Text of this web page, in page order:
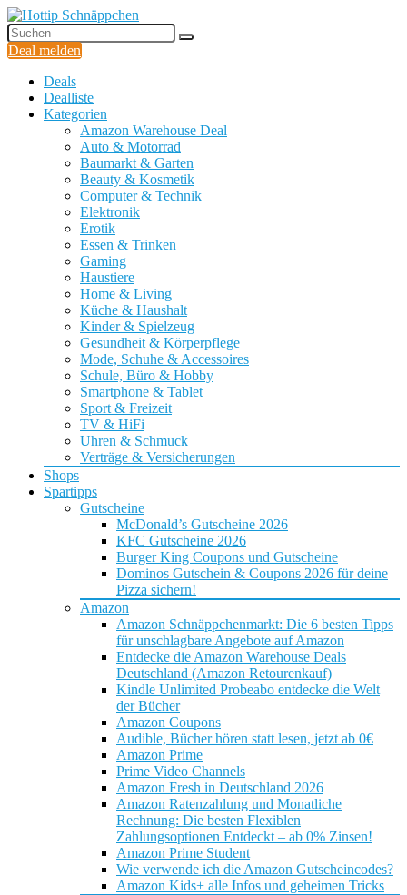
Deal melden
Deals
Dealliste
Kategorien
Amazon Warehouse Deal
Auto & Motorrad
Baumarkt & Garten
Beauty & Kosmetik
Computer & Technik
Elektronik
Erotik
Essen & Trinken
Gaming
Haustiere
Home & Living
Küche & Haushalt
Kinder & Spielzeug
Gesundheit & Körperpflege
Mode, Schuhe & Accessoires
Schule, Büro & Hobby
Smartphone & Tablet
Sport & Freizeit
TV & HiFi
Uhren & Schmuck
Verträge & Versicherungen
Shops
Spartipps
Gutscheine
McDonald’s Gutscheine 2026
KFC Gutscheine 2026
Burger King Coupons und Gutscheine
Dominos Gutschein & Coupons 2026 für deine
Pizza sichern!
Amazon
Amazon Schnäppchenmarkt: Die 6 besten Tipps
für unschlagbare Angebote auf Amazon
Entdecke die Amazon Warehouse Deals
Deutschland (Amazon Retourenkauf)
Kindle Unlimited Probeabo entdecke die Welt
der Bücher
Amazon Coupons
Audible, Bücher hören statt lesen, jetzt ab 0€
Amazon Prime
Prime Video Channels
Amazon Fresh in Deutschland 2026
Amazon Ratenzahlung und Monatliche
Rechnung: Die besten Flexiblen
Zahlungsoptionen Entdeckt – ab 0% Zinsen!
Amazon Prime Student
Wie verwende ich die Amazon Gutscheincodes?
Amazon Kids+ alle Infos und geheimen Tricks